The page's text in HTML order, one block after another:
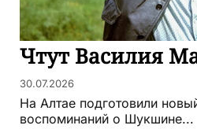
Чтут Василия
30.07.2026
На Алтае подготовили
воспоминаний о Шукшине...